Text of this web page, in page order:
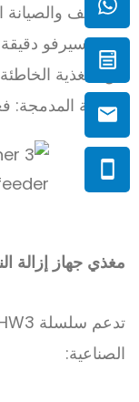
بالتنظيف
تغذية سيرفو
من التغذية
البصمة المدمجة:
مغذي جهاز إزالة النفحة
الصناعية: